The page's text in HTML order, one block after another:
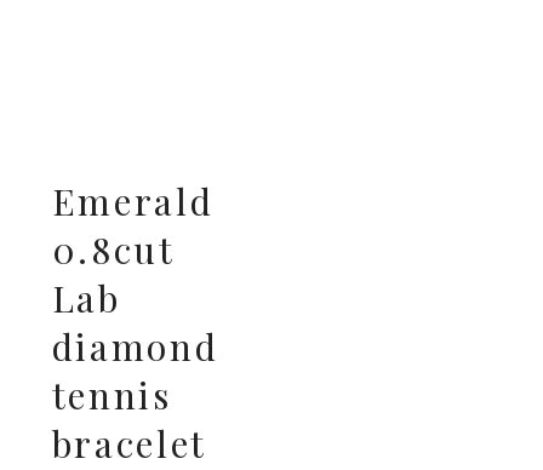
Emerald
0.8cut
Lab
diamond
tennis
bracelet